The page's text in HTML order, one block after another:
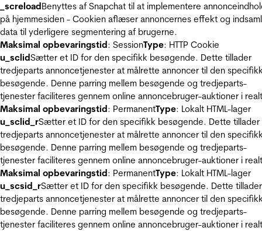
_screloadBenyttes af Snapchat til at implementere
på hjemmesiden - Cookien aflæser annoncernes effekt og
data til yderligere segmentering af brugerne.
Maksimal opbevaringstid: SessionType: HTTP Cookie
u_sclidSætter et ID for den specifikk besøgende. Dette tillader
tredjeparts annoncetjenester at målrette annoncer til den
besøgende. Denne parring mellem besøgende og tredjeparts-
tjenester faciliteres gennem online annoncebruger-auktioner i
Maksimal opbevaringstid: PermanentType: Lokalt HTML-lager
u_sclid_rSætter et ID for den specifikk besøgende. Dette tillader
tredjeparts annoncetjenester at målrette annoncer til den
besøgende. Denne parring mellem besøgende og tredjeparts-
tjenester faciliteres gennem online annoncebruger-auktioner i
Maksimal opbevaringstid: PermanentType: Lokalt HTML-lager
u_scsid_rSætter et ID for den specifikk besøgende. Dette tillader
tredjeparts annoncetjenester at målrette annoncer til den
besøgende. Denne parring mellem besøgende og tredjeparts-
tjenester faciliteres gennem online annoncebruger-auktioner i